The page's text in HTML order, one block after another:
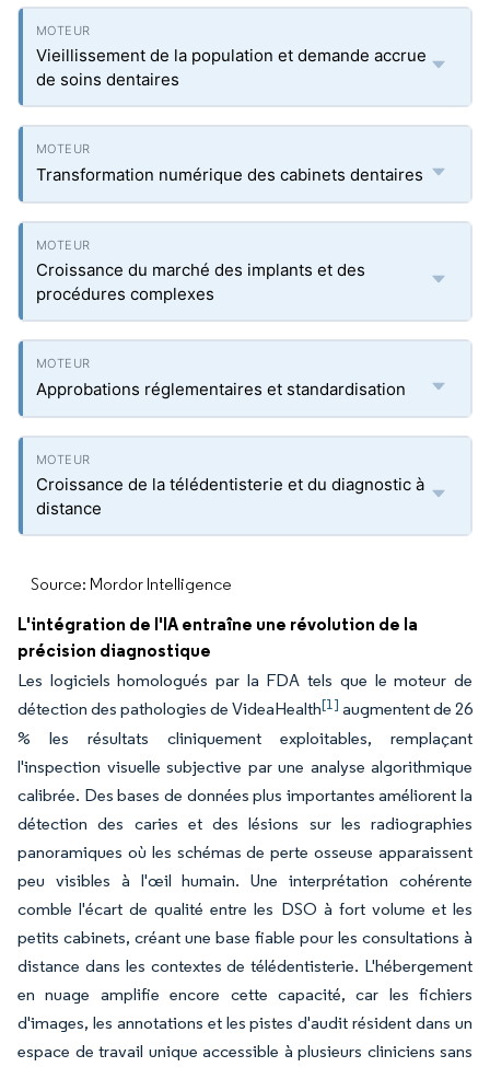
Vieillissement de la population et demande accrue
de soins dentaires
Transformation numérique des cabinets dentaires
Croissance du marché des implants et des
procédures complexes
Approbations réglementaires et standardisation
Croissance de la télédentisterie et du diagnostic à
distance
Source: Mordor Intelligence
L'intégration de l'IA entraîne une révolution de la
précision diagnostique
Les logiciels homologués par la FDA tels que le moteur de
détection des pathologies de VideaHealth[1] augmentent de 26
% les résultats cliniquement exploitables, remplaçant
l'inspection visuelle subjective par une analyse algorithmique
calibrée. Des bases de données plus importantes améliorent la
détection des caries et des lésions sur les radiographies
panoramiques où les schémas de perte osseuse apparaissent
peu visibles à l'œil humain. Une interprétation cohérente
comble l'écart de qualité entre les DSO à fort volume et les
petits cabinets, créant une base fiable pour les consultations à
distance dans les contextes de télédentisterie. L'hébergement
en nuage amplifie encore cette capacité, car les fichiers
d'images, les annotations et les pistes d'audit résident dans un
espace de travail unique accessible à plusieurs cliniciens sans